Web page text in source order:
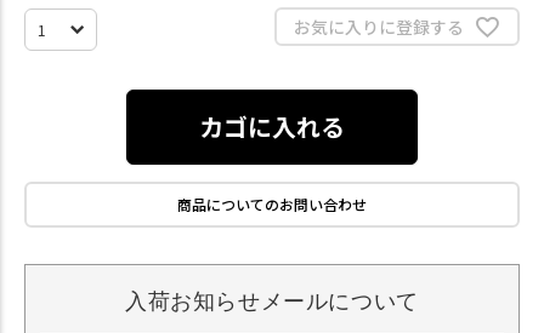
お気に入りに登録する
カゴに入れる
商品についてのお問い合わせ
入荷お知らせメールについて